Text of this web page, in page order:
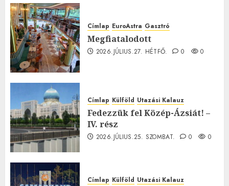
Címlap EuroAstra Gasztró
Megfiatalodott
2026.JÚLIUS.27. HÉTFŐ. 0 0
Címlap Külföld Utazási Kalauz
Fedezzük fel Közép-Ázsiát! –
IV. rész
2026.JÚLIUS.25. SZOMBAT. 0 0
Címlap Külföld Utazási Kalauz